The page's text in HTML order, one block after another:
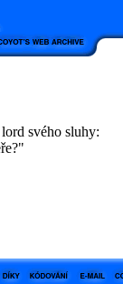
svého sluhy: